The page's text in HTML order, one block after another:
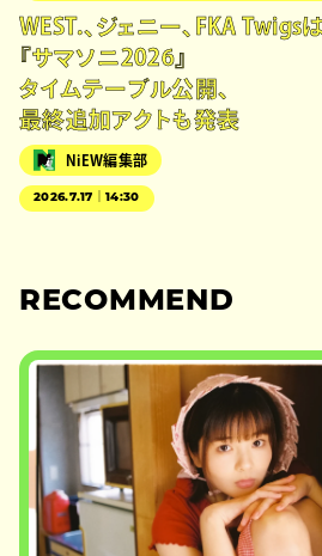
WEST.、ジェニー、FKA Twigs
『サマソニ2026』
タイムテーブル公開、
最終追加アクトも発表
NiEW編集部
2026.7.17｜14:30
RECOMMEND